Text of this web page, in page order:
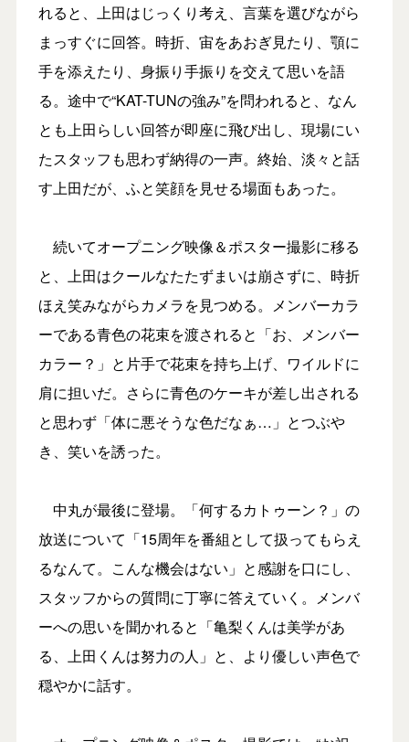
れると、上田はじっくり考え、言葉を選びながら
まっすぐに回答。時折、宙をあおぎ見たり、顎に
手を添えたり、身振り手振りを交えて思いを語
る。途中で“KAT-TUNの強み”を問われると、なん
とも上田らしい回答が即座に飛び出し、現場にい
たスタッフも思わず納得の一声。終始、淡々と話
す上田だが、ふと笑顔を見せる場面もあった。
続いてオープニング映像＆ポスター撮影に移る
と、上田はクールなたたずまいは崩さずに、時折
ほえ笑みながらカメラを見つめる。メンバーカラ
ーである青色の花束を渡されると「お、メンバー
カラー？」と片手で花束を持ち上げ、ワイルドに
肩に担いだ。さらに青色のケーキが差し出される
と思わず「体に悪そうな色だなぁ…」とつぶや
き、笑いを誘った。
中丸が最後に登場。「何するカトゥーン？」の
放送について「15周年を番組として扱ってもらえ
るなんて。こんな機会はない」と感謝を口にし、
スタッフからの質問に丁寧に答えていく。メンバ
ーへの思いを聞かれると「亀梨くんは美学があ
る、上田くんは努力の人」と、より優しい声色で
穏やかに話す。